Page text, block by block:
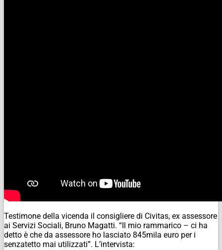
Testimone della vicenda il consigliere di Civitas, ex assessore
ai Servizi Sociali, Bruno Magatti. “Il mio rammarico – ci ha
detto è che da assessore ho lasciato 845mila euro per i
senzatetto mai utilizzati”. L’intervista: